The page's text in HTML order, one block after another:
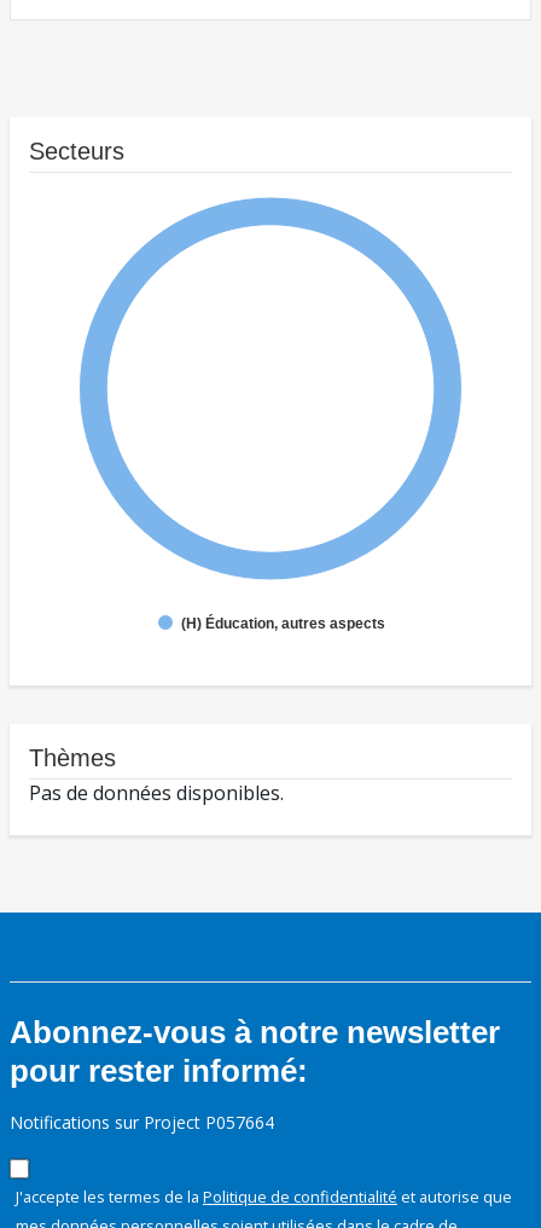
Secteurs
(H) Éducation, autres aspects
Thèmes
Pas de données disponibles.
Abonnez-vous à notre newsletter
pour rester informé:
Notifications sur Project P057664
J'accepte les termes de la Politique de confidentialité et autorise que